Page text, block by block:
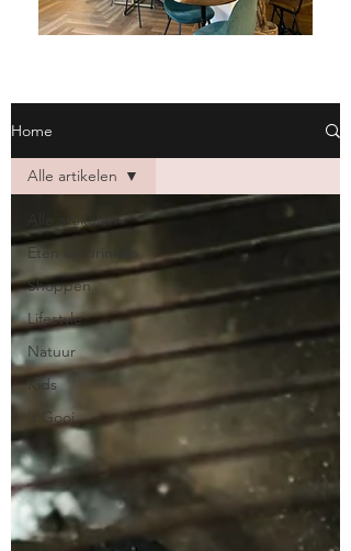
Home
Alle artikelen
Eten en drinken
Shoppen
Lifestyle
Natuur
Kids
't Gooi
Alle artikelen